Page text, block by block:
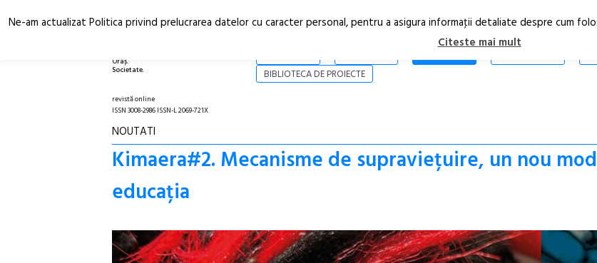
Oraș.
Societate.
STIRI
BIBLIOTECA DE PROIECTE
revistă online
ISSN 3008-2986 ISSN-L 2069-721X
NOUTATI
Kimaera#2. Mecanisme de supraviețuire, un nou
educația
Ne-am actualizat Politica privind prelucrarea datelor cu caracter personal, pentru a asigura informaţii detaliate despre cum
Citeste mai mult